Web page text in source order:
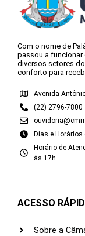
Com o nome de
passou a funcionar
diversos setores
conforto para
Avenida
(22) 2796-7800
Dias e
Horário de
às 17h
ACESSO
Sobre a